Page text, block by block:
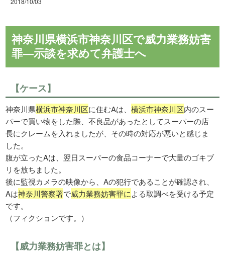
神奈川県横浜市神奈川区で威力業務妨害
罪―示談を求めて弁護士へ
【ケース】
神奈川県横浜市神奈川区に住むAは、横浜市神奈川区内のスー
パーで買い物をした際、不良品があったとしてスーパーの店
長にクレームを入れましたが、その時の対応が悪いと感じま
した。
腹が立ったAは、翌日スーパーの食品コーナーで大量のゴキブ
リを放ちました。
後に監視カメラの映像から、Aの犯行であることが確認され、
Aは神奈川警察署で威力業務妨害罪による取調べを受ける予定
です。
（フィクションです。）
【威力業務妨害罪とは】